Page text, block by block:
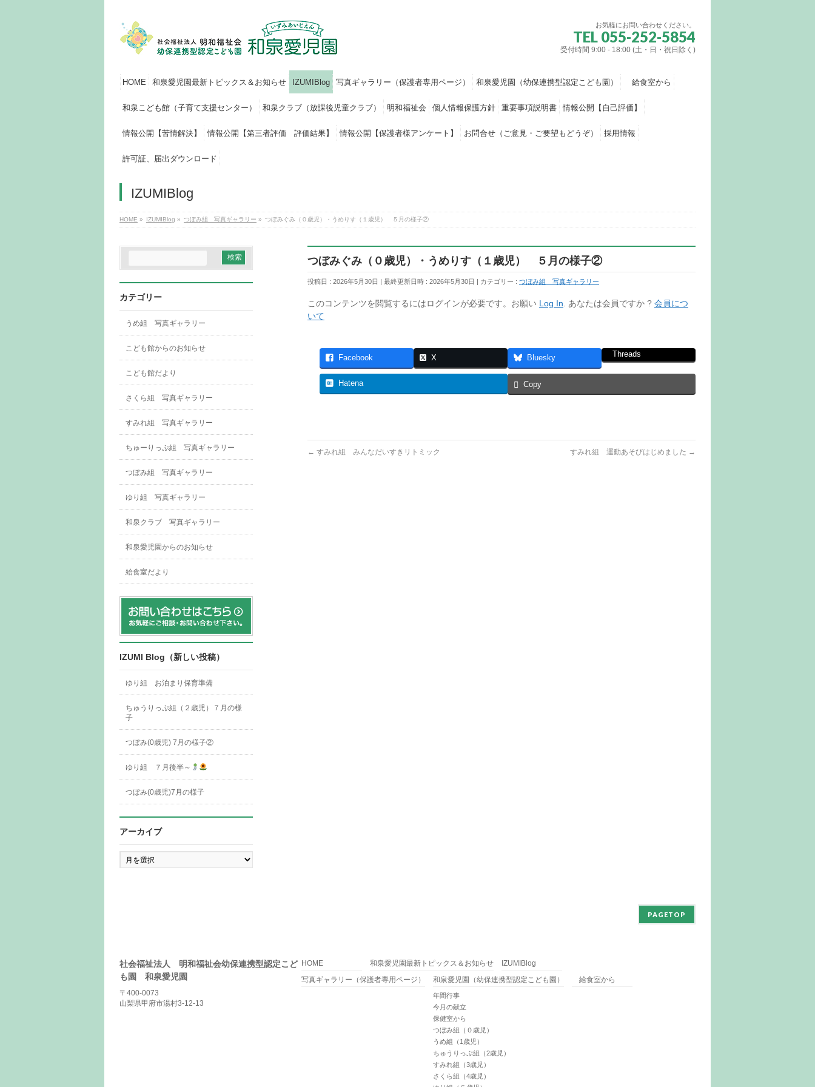
お気軽にお問い合わせください。
TEL 055-252-5854
受付時間 9:00 - 18:00 (土・日・祝日除く)
HOME 和泉愛児園最新トピックス＆お知らせ IZUMIBlog 写真ギャラリー（保護者専用ページ） 和泉愛児園（幼保連携型認定こども園） 給食室から
和泉こども館（子育て支援センター） 和泉クラブ（放課後児童クラブ） 明和福祉会 個人情報保護方針 重要事項説明書 情報公開【自己評価】
情報公開【苦情解決】 情報公開【第三者評価 評価結果】 情報公開【保護者様アンケート】 お問合せ（ご意見・ご要望もどうぞ） 採用情報
許可証、届出ダウンロード
IZUMIBlog
HOME » IZUMIBlog » つぼみ組 写真ギャラリー » つぼみぐみ（０歳児）・うめりす（１歳児） ５月の様子②
つぼみぐみ（０歳児）・うめりす（１歳児） ５月の様子②
投稿日 : 2026年5月30日 最終更新日時 : 2026年5月30日 カテゴリー : つぼみ組 写真ギャラリー
このコンテンツを閲覧するにはログインが必要です。お願い Log In . あなたは会員ですか ? 会員につ
いて
Facebook X Bluesky Threads
Hatena Copy
← すみれ組 みんなだいすきリトミック すみれ組 運動あそびはじめました →
カテゴリー
うめ組 写真ギャラリー
こども館からのお知らせ
こども館だより
さくら組 写真ギャラリー
すみれ組 写真ギャラリー
ちゅーりっぷ組 写真ギャラリー
つぼみ組 写真ギャラリー
ゆり組 写真ギャラリー
和泉クラブ 写真ギャラリー
和泉愛児園からのお知らせ
給食室だより
IZUMI Blog（新しい投稿）
ゆり組 お泊まり保育準備
ちゅうりっぷ組（２歳児）７月の様
子
つぼみ(0歳児) 7月の様子②
ゆり組 ７月後半～
つぼみ(0歳児)7月の様子
アーカイブ
ア
ー
PAGETOP
社会福祉法人 明和福祉会幼保連携型認定こど
も園 和泉愛児園
〒400-0073
山梨県甲府市湯村3-12-13
HOME 和泉愛児園最新トピックス＆お知らせ
IZUMIBlog
写真ギャラリー（保護者専用ページ）
和泉愛児園（幼保連携型認定こども園）
年間行事
今月の献立
保健室から
つぼみ組（０歳児）
うめ組（1歳児）
ちゅうりっぷ組（2歳児）
すみれ組（3歳児）
さくら組（4歳児）
給食室から